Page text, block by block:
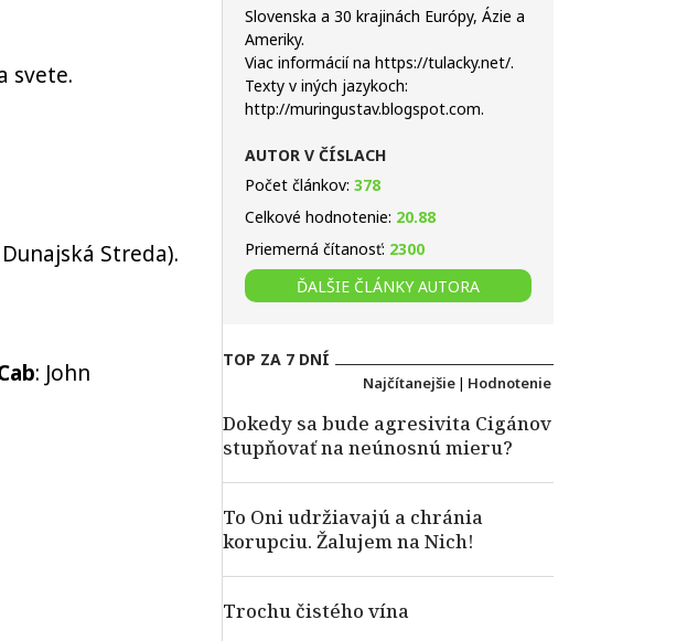
svete.
Streda).
: John
Slovenska a 30 krajinách Európy, Ázie a
Ameriky.
Viac informácií na https://tulacky.net/.
Texty v iných jazykoch:
http://muringustav.blogspot.com.
AUTOR V ČÍSLACH
Počet článkov: 378
Celkové hodnotenie: 20.88
Priemerná čítanosť: 2300
ĎALŠIE ČLÁNKY AUTORA
TOP ZA 7 DNÍ
Najčítanejšie | Hodnotenie
Dokedy sa bude agresivita Cigánov
stupňovať na neúnosnú mieru?
To Oni udržiavajú a chránia
korupciu. Žalujem na Nich!
Trochu čistého vína